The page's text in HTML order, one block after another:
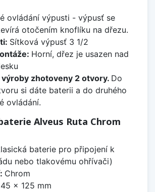
ovládání výpusti - výpusť se
otočením knoflíku na dřezu.
Sítková výpusť 3 1/2
Horní, dřez je usazen nad
výroby zhotoveny 2 otvory. Do
si dáte baterii a do druhého
ovládání.
Alveus Ruta Chrom
baterie pro připojení k
nebo tlakovému ohřívači)
Chrom
x 125 mm